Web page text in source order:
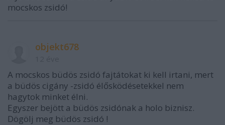
mocskos zsidó!
objekt678
A mocskos büdös zsidó fajtátokat ki kell irtani, mert
a büdös cigány -zsidó élősködésetekkel nem
hagytok minket élni.
Egyszer bejött a büdös zsidónak a holo biznisz.
Dögölj meg büdös zsidó !